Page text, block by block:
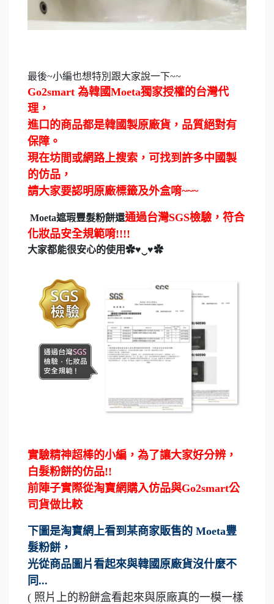
最後~小編也想特別跟大家說一下~~
Go2smart 為韓國Moeta獨家授權的台灣代
理，
進口的商品都是韓國製原廠貨，品質絕對有
保障。
現在坊間或網路上搜索，可找到許多中國製
的仿品，
請大家要認明原廠標籤及外盒唷~~~
Moeta遮瑕豐髮粉餅還通過台灣SGS檢驗，符合
化妝品安全規範唷!!!!
大家都能很安心的使用✿♥‿♥✿
實驗精神超棒的小編，為了讓大家好分辨，
白髮粉餅的仿品!!
前陣子實際從淘寶網購入仿品與Go2smart公
司貨做比較
下圖是淘寶網上看到某商家販售的 Moeta豐
髮粉餅，
光從商品圖片看起來與韓國原廠貨沒什麼不
同...
( 照片上的粉餅盒看起來與原廠真的一模一樣